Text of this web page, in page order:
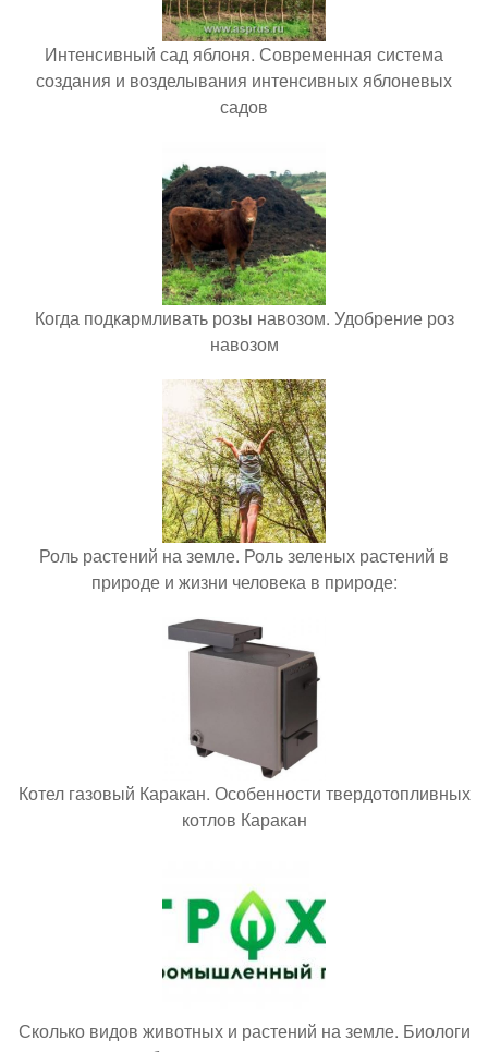
Интенсивный сад яблоня. Современная система
создания и возделывания интенсивных яблоневых
садов
Когда подкармливать розы навозом. Удобрение роз
навозом
Роль растений на земле. Роль зеленых растений в
природе и жизни человека в природе:
Котел газовый Каракан. Особенности твердотопливных
котлов Каракан
Сколько видов животных и растений на земле. Биологи